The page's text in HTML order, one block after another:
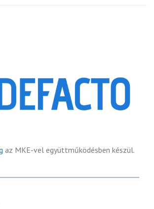
az MKE-vel együttműködésben készül.